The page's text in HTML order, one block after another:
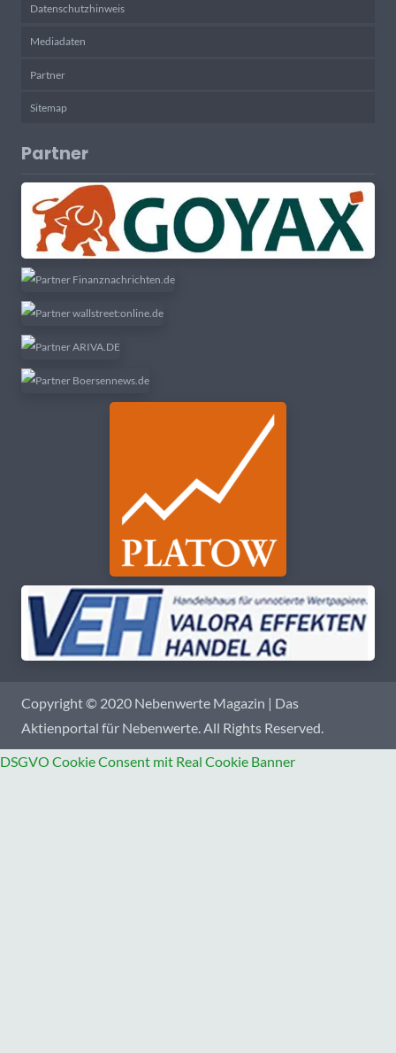
Datenschutzhinweis
Mediadaten
Partner
Sitemap
Partner
Copyright © 2020 Nebenwerte Magazin | Das
Aktienportal für Nebenwerte. All Rights Reserved.
DSGVO Cookie Consent mit Real Cookie Banner